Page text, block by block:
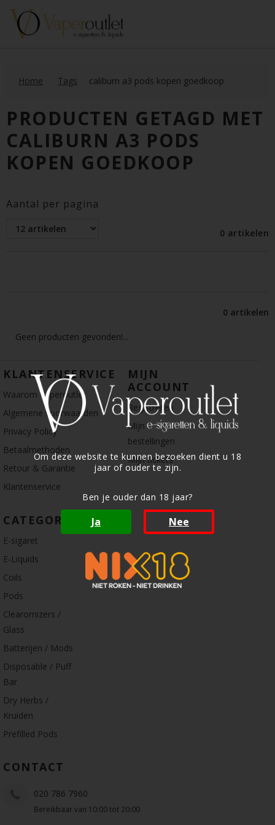
Om deze website te kunnen bezoeken dient u 18
jaar of ouder te zijn.
Ben je ouder dan 18 jaar?
Ja Nee
Home Tags caliburn a3 pods kopen goedkoop
PRODUCTEN GETAGD MET
CALIBURN A3 PODS
KOPEN GOEDKOOP
Aantal per pagina
0 artikelen
0 artikelen
Geen producten gevonden!...
KLANTENSERVICE
Waarom Vaperoutlet
Algemene voorwaarden
Privacy Policy
Betaalmethoden
Retour & Garantie
Klantenservice
MIJN
ACCOUNT
Registreren
Mijn
bestellingen
Mijn tickets
CATEGORIE
E-sigaret
E-Liquids
Coils
Pods
Clearomizers /
Glass
Batterijen / Mods
Disposable / Puff
Bar
Dry Herbs /
Kruiden
Prefilled Pods
CONTACT
020 786 7960
Bereikbaar van 10:00 tot 20:00